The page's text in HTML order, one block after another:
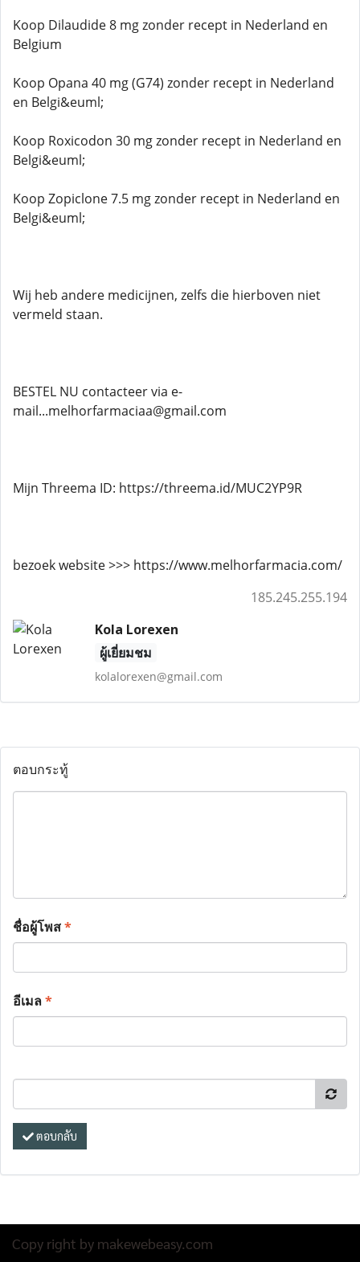
Koop Dilaudide 8 mg zonder recept in Nederland en
Belgium
Koop Opana 40 mg (G74) zonder recept in Nederland
en Belgi&euml;
Koop Roxicodon 30 mg zonder recept in Nederland en
Belgi&euml;
Koop Zopiclone 7.5 mg zonder recept in Nederland en
Belgi&euml;
Wij heb andere medicijnen, zelfs die hierboven niet
vermeld staan.
BESTEL NU contacteer via e-
mail...melhorfarmaciaa@gmail.com
Mijn Threema ID: https://threema.id/MUC2YP9R
bezoek website >>> https://www.melhorfarmacia.com/
185.245.255.194
Kola Lorexen
ผู้เยี่ยมชม
kolalorexen@gmail.com
ตอบกระทู้
ชื่อผู้โพส*
อีเมล*
ตอบกลับ
Copy right by makewebeasy.com